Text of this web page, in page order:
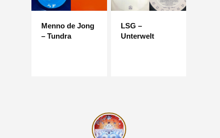
Menno de Jong
– Tundra
LSG –
Unterwelt